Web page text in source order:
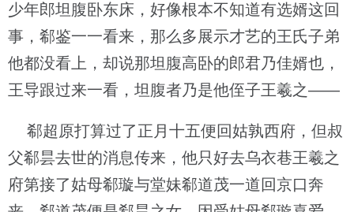
少年郎坦腹卧东床，好像根本不知道有选婿这回
事，郗鉴一一看来，那么多展示才艺的王氏子弟
他都没看上，却说那坦腹高卧的郎君乃佳婿也，
王导跟过来一看，坦腹者乃是他侄子王羲之——
郗超原打算过了正月十五便回姑孰西府，但叔
父郗昙去世的消息传来，他只好去乌衣巷王羲之
府第接了姑母郗璇与堂妹郗道茂一道回京口奔